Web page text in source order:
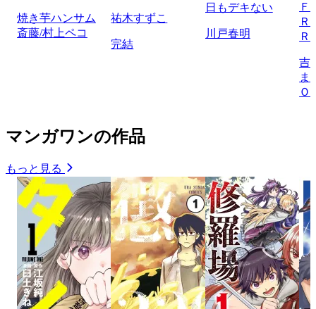
焼き芋ハンサム
斎藤/村上ペコ
祐木すずこ
完結
日もデキない
川戸春明
Ｆ
Ｒ
吉
ま
Ｏ
マンガワンの作品
もっと見る